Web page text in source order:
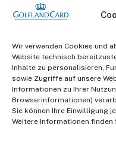
Wir verwenden Cookies und
Website technisch
Inhalte zu personalisieren,
sowie Zugriffe auf unsere
Informationen zu Ihrer
Browserinformationen)
Sie können Ihre Einwilligung
Weitere Informationen finden
Information
AGB
Datenschutz
Impressum